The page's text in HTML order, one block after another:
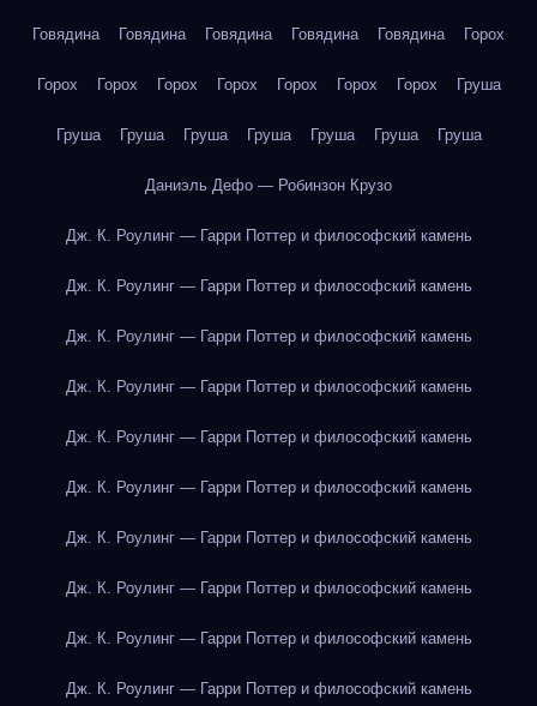
Говядина Говядина Говядина Говядина Говядина Горох
Горох Горох Горох Горох Горох Горох Горох Груша
Груша Груша Груша Груша Груша Груша Груша
Даниэль Дефо — Робинзон Крузо
Дж. К. Роулинг — Гарри Поттер и философский камень
Дж. К. Роулинг — Гарри Поттер и философский камень
Дж. К. Роулинг — Гарри Поттер и философский камень
Дж. К. Роулинг — Гарри Поттер и философский камень
Дж. К. Роулинг — Гарри Поттер и философский камень
Дж. К. Роулинг — Гарри Поттер и философский камень
Дж. К. Роулинг — Гарри Поттер и философский камень
Дж. К. Роулинг — Гарри Поттер и философский камень
Дж. К. Роулинг — Гарри Поттер и философский камень
Дж. К. Роулинг — Гарри Поттер и философский камень